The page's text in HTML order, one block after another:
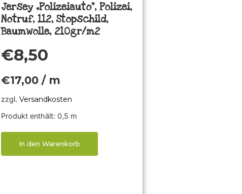
Jersey „Polizeiauto“, Polizei,
Notruf, 112, Stopschild,
Baumwolle, 210gr/m2
€8,50
€17,00/ m
zzgl. Versandkosten
Produkt enthält: 0,5 m
In den Warenkorb